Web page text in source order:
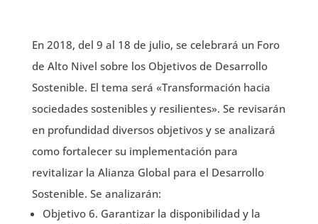
En 2018, del 9 al 18 de julio, se celebrará un Foro
de Alto Nivel sobre los Objetivos de Desarrollo
Sostenible. El tema será «Transformación hacia
sociedades sostenibles y resilientes». Se revisarán
en profundidad diversos objetivos y se analizará
como fortalecer su implementación para
revitalizar la Alianza Global para el Desarrollo
Sostenible. Se analizarán:
Objetivo 6. Garantizar la disponibilidad y la